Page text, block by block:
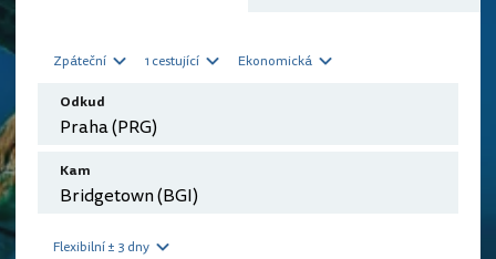
Zpáteční 1 cestující Ekonomická
Odkud
Kam
Flexibilní ± 3 dny